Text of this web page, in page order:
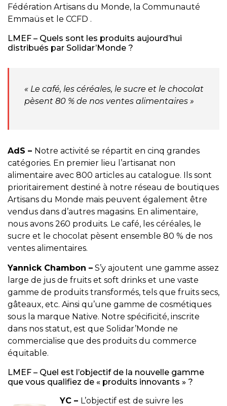
Fédération Artisans du Monde, la Communauté
Emmaüs et le CCFD .
LMEF – Quels sont les produits aujourd’hui
distribués par Solidar’Monde ?
« Le café, les céréales, le sucre et le chocolat
pèsent 80 % de nos ventes alimentaires »
AdS – Notre activité se répartit en cinq grandes
catégories. En premier lieu l’artisanat non
alimentaire avec 800 articles au catalogue. Ils sont
prioritairement destiné à notre réseau de boutiques
Artisans du Monde mais peuvent également être
vendus dans d’autres magasins. En alimentaire,
nous avons 260 produits. Le café, les céréales, le
sucre et le chocolat pèsent ensemble 80 % de nos
ventes alimentaires.
Yannick Chambon – S’y ajoutent une gamme assez
large de jus de fruits et soft drinks et une vaste
gamme de produits transformés, tels que fruits secs,
gâteaux, etc. Ainsi qu’une gamme de cosmétiques
sous la marque Native. Notre spécificité, inscrite
dans nos statut, est que Solidar’Monde ne
commercialise que des produits du commerce
équitable.
LMEF – Quel est l’objectif de la nouvelle gamme
que vous qualifiez de « produits innovants » ?
YC – L’objectif est de suivre les